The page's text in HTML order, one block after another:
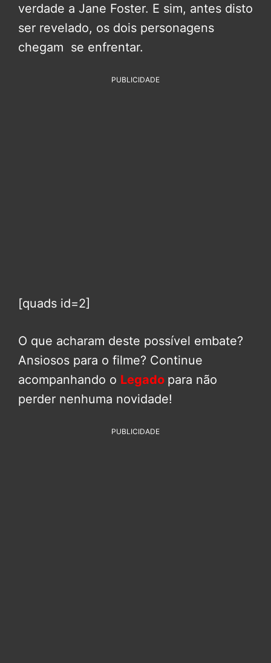
verdade a Jane Foster. E sim, antes disto
ser revelado, os dois personagens
chegam se enfrentar.
PUBLICIDADE
[quads id=2]
O que acharam deste possível embate?
Ansiosos para o filme? Continue
acompanhando o Legado para não
perder nenhuma novidade!
PUBLICIDADE